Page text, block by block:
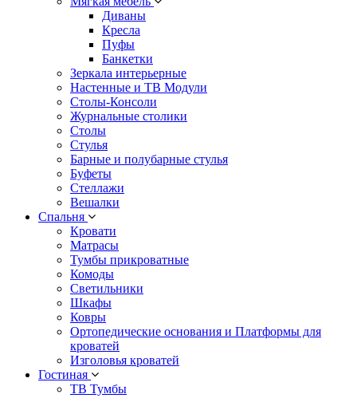
Диваны
Кресла
Пуфы
Банкетки
Зеркала интерьерные
Настенные и ТВ Модули
Столы-Консоли
Журнальные столики
Столы
Стулья
Барные и полубарные стулья
Буфеты
Стеллажи
Вешалки
Cпальня
Кровати
Матрасы
Тумбы прикроватные
Комоды
Светильники
Шкафы
Ковры
Ортопедические основания и Платформы для
кроватей
Изголовья кроватей
Гостиная
ТВ Тумбы